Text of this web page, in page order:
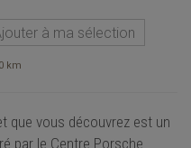
à ma sélection
km
que vous découvrez est un
par le Centre Porsche